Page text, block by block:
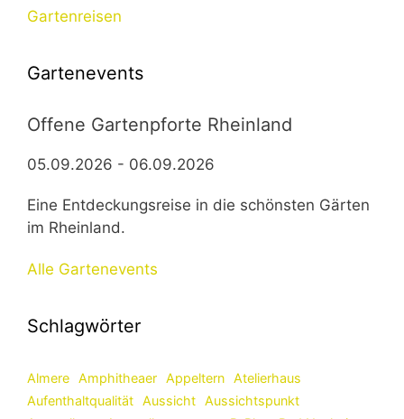
Gartenreisen
Gartenevents
Offene Gartenpforte Rheinland
05.09.2026 - 06.09.2026
Eine Entdeckungsreise in die schönsten Gärten
im Rheinland.
Alle Gartenevents
Schlagwörter
Almere Amphitheaer Appeltern Atelierhaus
Aufenthaltqualität Aussicht Aussichtspunkt